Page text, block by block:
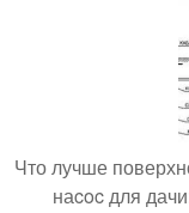
Что лучше
наcoc для